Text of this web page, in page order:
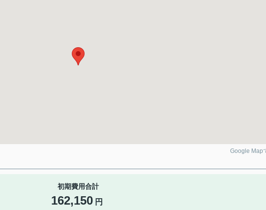
Google Map
初期費用合計
162,150 円